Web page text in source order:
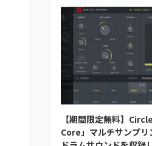
【期間限定無料】
Core」マルチサンプ